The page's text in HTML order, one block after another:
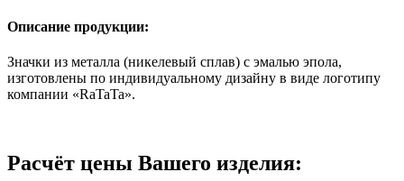
Описание продукции:
Значки из металла (никелевый сплав) с эмалью эпола,
изготовлены по индивидуальному дизайну в виде логотипу
компании «RaTaTa».
Расчёт цены Вашего изделия: